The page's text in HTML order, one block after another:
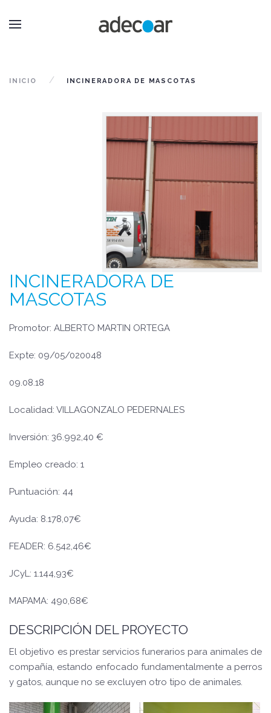
INICIO INCINERADORA DE MASCOTAS
INCINERADORA DE
MASCOTAS
Promotor: ALBERTO MARTIN ORTEGA
Expte: 09/05/020048
09.08.18
Localidad: VILLAGONZALO PEDERNALES
Inversión: 36.992,40 €
Empleo creado: 1
Puntuación: 44
Ayuda: 8.178,07€
FEADER: 6.542,46€
JCyL: 1.144,93€
MAPAMA: 490,68€
DESCRIPCIÓN DEL PROYECTO
El objetivo es prestar servicios funerarios para animales de
compañía, estando enfocado fundamentalmente a perros
y gatos, aunque no se excluyen otro tipo de animales.